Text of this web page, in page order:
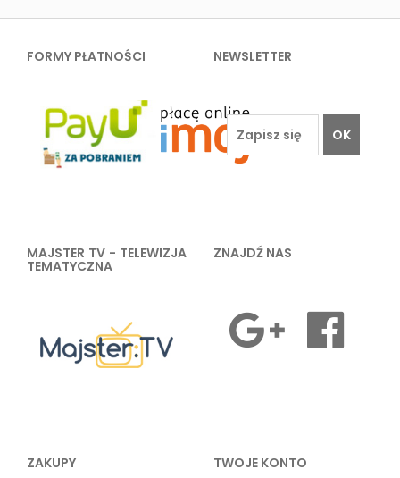
FORMY PŁATNOŚCI NEWSLETTER
OK
MAJSTER TV - TELEWIZJA
TEMATYCZNA
ZNAJDŹ NAS
ZAKUPY TWOJE KONTO